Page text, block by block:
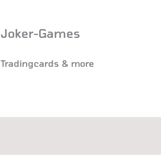
Joker-Games
Tradingcards & more